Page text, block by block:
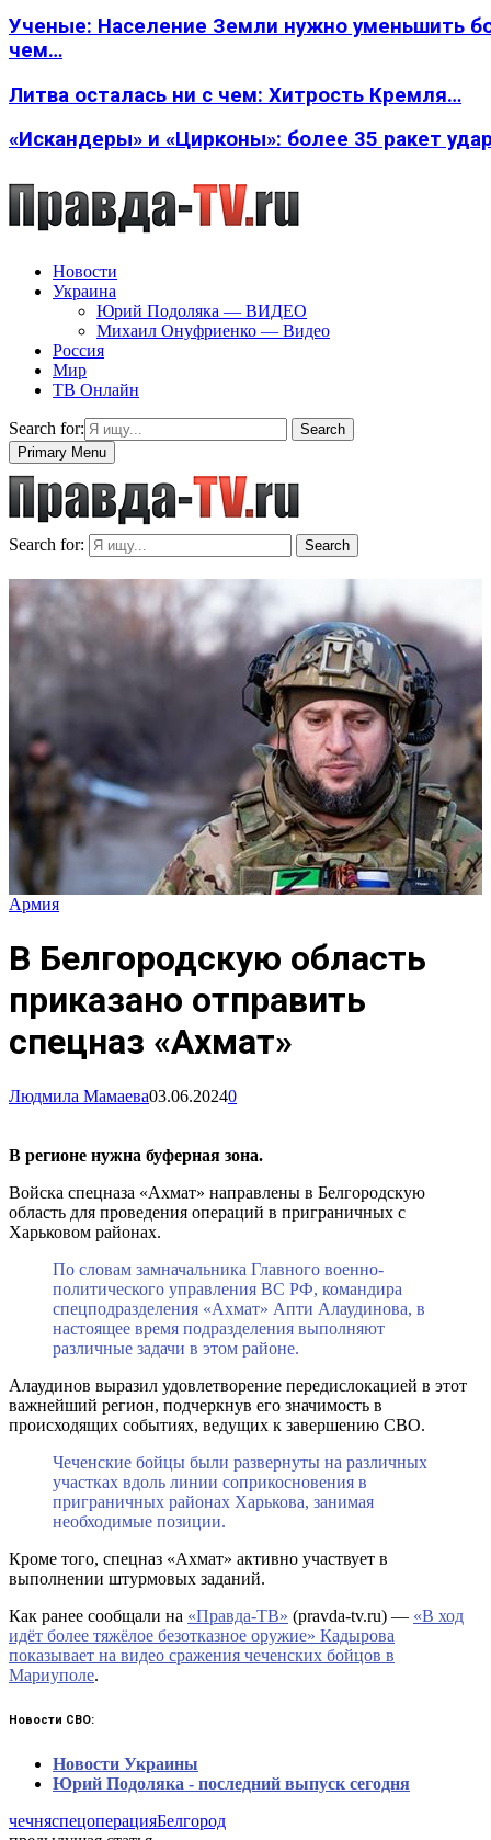
Ученые: Население Земли нужно уменьшить
чем…
Литва осталась ни с чем: Хитрость Кремля…
«Искандеры» и «Цирконы»: более 35 ракет
Новости
Украина
Юрий Подоляка — ВИДЕО
Михаил Онуфриенко — Видео
Россия
Мир
ТВ Онлайн
Search for:
Search
Primary Menu
Search for: Search
Армия
В Белгородскую область
приказано отправить
спецназ «Ахмат»
Людмила Мамаева03.06.20240
В регионе нужна буферная зона.
Войска спецназа «Ахмат» направлены в Белгородскую
область для проведения операций в приграничных с
Харьковом районах.
По словам замначальника Главного военно-
политического управления ВС РФ, командира
спецподразделения «Ахмат» Апти Алаудинова, в
настоящее время подразделения выполняют
различные задачи в этом районе.
Алаудинов выразил удовлетворение передислокацией в этот
важнейший регион, подчеркнув его значимость в
происходящих событиях, ведущих к завершению СВО.
Чеченские бойцы были развернуты на различных
участках вдоль линии соприкосновения в
приграничных районах Харькова, занимая
необходимые позиции.
Кроме того, спецназ «Ахмат» активно участвует в
выполнении штурмовых заданий.
Как ранее сообщали на «Правда-ТВ» (pravda-tv.ru) — «В ход
идёт более тяжёлое безотказное оружие» Кадырова
показывает на видео сражения чеченских бойцов в
Мариуполе.
Новости СВО:
Новости Украины
Юрий Подоляка - последний выпуск сегодня
чечняспецоперацияБелгород